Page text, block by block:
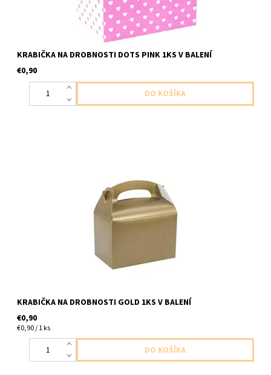
KRABIČKA NA DROBNOSTI DOTS PINK 1KS V BALENÍ
€0,90
papierova kabicka zlata 1ks v baleni velkost 10x12x15cm
KRABIČKA NA DROBNOSTI GOLD 1KS V BALENÍ
€0,90
€0,90 / 1 ks